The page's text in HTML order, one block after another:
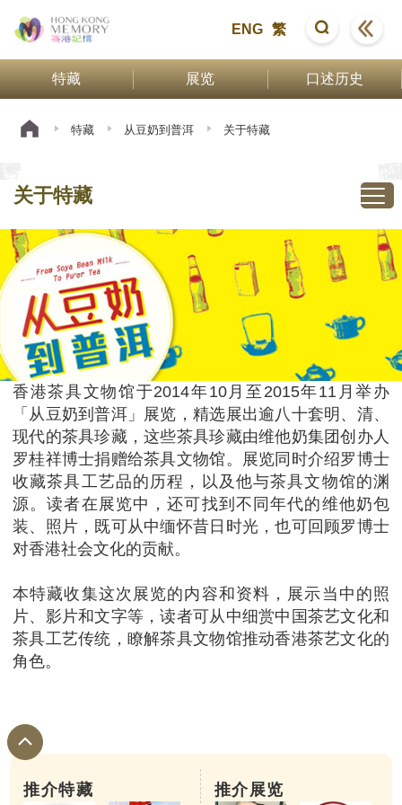
ENG 繁
特藏 展览 口述历史
特藏 从豆奶到普洱 关于特藏
关于特藏
香港茶具文物馆于2014年10月至2015年11月举办
「从豆奶到普洱」展览，精选展出逾八十套明、清、
现代的茶具珍藏，这些茶具珍藏由维他奶集团创办人
罗桂祥博士捐赠给茶具文物馆。展览同时介绍罗博士
收藏茶具工艺品的历程，以及他与茶具文物馆的渊
源。读者在展览中，还可找到不同年代的维他奶包
装、照片，既可从中缅怀昔日时光，也可回顾罗博士
对香港社会文化的贡献。
本特藏收集这次展览的内容和资料，展示当中的照
片、影片和文字等，读者可从中细赏中国茶艺文化和
茶具工艺传统，瞭解茶具文物馆推动香港茶艺文化的
角色。
推介特藏 推介展览